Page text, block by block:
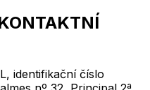
identifikační číslo